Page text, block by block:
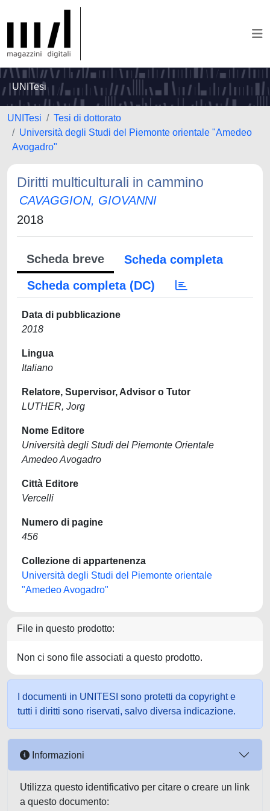
UNITesi
UNITesi
Tesi di dottorato
Università degli Studi del Piemonte orientale "Amedeo
Avogadro"
Diritti multiculturali in cammino
CAVAGGION, GIOVANNI
2018
Scheda breve
Scheda completa
Scheda completa (DC)
Data di pubblicazione
2018
Lingua
Italiano
Relatore, Supervisor, Advisor o Tutor
LUTHER, Jorg
Nome Editore
Università degli Studi del Piemonte Orientale
Amedeo Avogadro
Città Editore
Vercelli
Numero di pagine
456
Collezione di appartenenza
Università degli Studi del Piemonte orientale
"Amedeo Avogadro"
File in questo prodotto:
Non ci sono file associati a questo prodotto.
I documenti in UNITESI sono protetti da copyright e
tutti i diritti sono riservati, salvo diversa indicazione.
Informazioni
Utilizza questo identificativo per citare o creare un link
a questo documento: